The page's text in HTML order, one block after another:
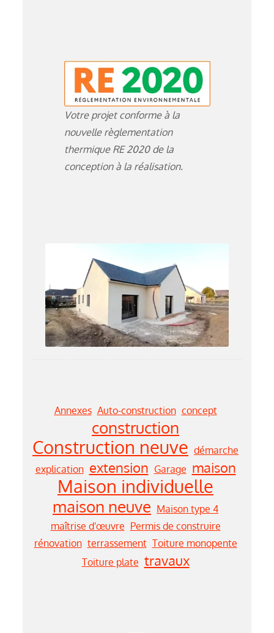
Votre projet conforme à la
nouvelle règlementation
thermique RE 2020 de la
conception à la réalisation.
Annexes Auto-construction concept
construction
Construction neuve démarche
explication extension Garage maison
Maison individuelle
maison neuve Maison type 4
maîtrise d'œuvre Permis de construire
rénovation terrassement Toiture monopente
Toiture plate travaux